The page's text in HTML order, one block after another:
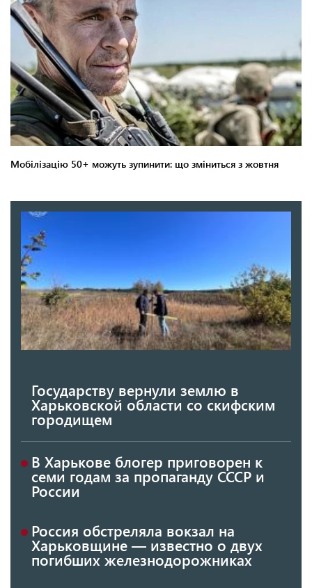
Государству вернули землю в
Харьковской области со скифским
городищем
В Харькове блогер приговорен к
семи годам за пропаганду СССР и
России
Россия обстреляла вокзал на
Харьковщине — известно о двух
погибших железнодорожниках